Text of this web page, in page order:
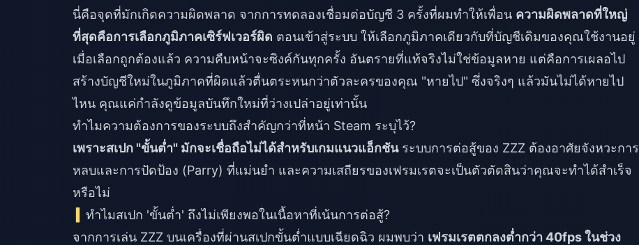
นี่คือจุดที่มักเกิดความผิดพลาด จากการทดลองเชื่อมต่อบัญชี 3 ครั้งที่ผมทำให้เพื่อน ความผิดพลาดที่ใหญ่
ที่สุดคือการเลือกภูมิภาคเซิร์ฟเวอร์ผิด ตอนเข้าสู่ระบบ ให้เลือกภูมิภาคเดียวกับที่บัญชีเดิมของคุณใช้งานอยู่
เมื่อเลือกถูกต้องแล้ว ความคืบหน้าจะซิงค์กันทุกครั้ง อันตรายที่แท้จริงไม่ใช่ข้อมูลหาย แต่คือการเผลอไป
สร้างบัญชีใหม่ในภูมิภาคที่ผิดแล้วตื่นตระหนกว่าตัวละครของคุณ "หายไป" ซึ่งจริงๆ แล้วมันไม่ได้หายไป
ไหน คุณแค่กำลังดูข้อมูลบันทึกใหม่ที่ว่างเปล่าอยู่เท่านั้น
ทำไมความต้องการของระบบถึงสำคัญกว่าที่หน้า Steam ระบุไว้?
เพราะสเปก "ขั้นต่ำ" มักจะเชื่อถือไม่ได้สำหรับเกมแนวแอ็กชันระบบการต่อสู้ของ ZZZ ต้องอาศัยจังหวะการ
หลบและการปัดป้อง (Parry) ที่แม่นยำ และความเสถียรของเฟรมเรตจะเป็นตัวตัดสินว่าคุณจะทำได้สำเร็จ
หรือไม่
ทำไมสเปก 'ขั้นต่ำ' ถึงไม่เพียงพอในเนื้อหาที่เน้นการต่อสู้?
จากการเล่น ZZZ บนเครื่องที่ผ่านสเปกขั้นต่ำแบบเฉียดฉิว ผมพบว่า เฟรมเรตตกลงต่ำกว่า 40fps ในช่วง